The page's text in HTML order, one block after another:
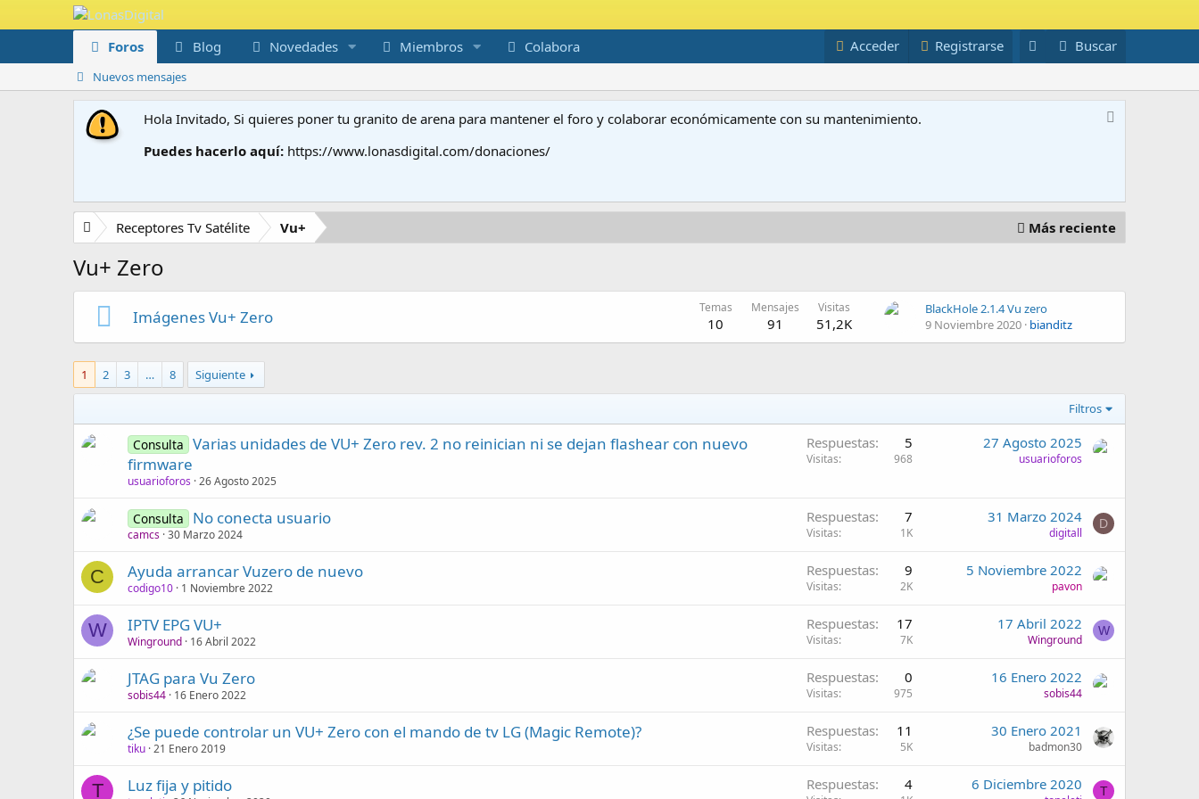
Foros Blog Novedades Miembros Colabora Acceder Registrarse Buscar
Nuevos mensajes
Hola Invitado, Si quieres poner tu granito de arena para mantener el foro y colaborar económicamente con su mantenimiento.
Puedes hacerlo aquí: https://www.lonasdigital.com/donaciones/
Receptores Tv Satélite Vu+ Más reciente
Vu+ Zero
Imágenes Vu+ Zero Temas
10
Mensajes
91
Visitas
51,2K
BlackHole 2.1.4 Vu zero
9 Noviembre 2020 bianditz
1 2 3 … 8 Siguiente
Filtros
Consulta Varias unidades de VU+ Zero rev. 2 no reinician ni se dejan flashear con nuevo
firmware
usuarioforos 26 Agosto 2025
Respuestas 5
Visitas 968
27 Agosto 2025
usuarioforos
Consulta No conecta usuario
camcs 30 Marzo 2024
Respuestas 7
Visitas 1K
31 Marzo 2024
digitall
D
C Ayuda arrancar Vuzero de nuevo
codigo10 1 Noviembre 2022
Respuestas 9
Visitas 2K
5 Noviembre 2022
pavon
W IPTV EPG VU+
Winground 16 Abril 2022
Respuestas 17
Visitas 7K
17 Abril 2022
Winground
W
JTAG para Vu Zero
sobis44 16 Enero 2022
Respuestas 0
Visitas 975
16 Enero 2022
sobis44
¿Se puede controlar un VU+ Zero con el mando de tv LG (Magic Remote)?
tiku 21 Enero 2019
Respuestas 11
Visitas 5K
30 Enero 2021
badmon30
T Luz fija y pitido Respuestas 4 6 Diciembre 2020 T